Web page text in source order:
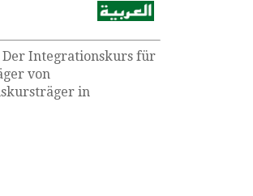
Der Integrationskurs für
von
in